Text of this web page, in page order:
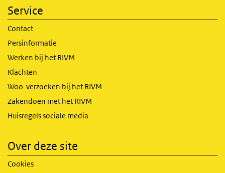
Service
Contact
Persinformatie
Werken bij het RIVM
Klachten
Woo-verzoeken bij het RIVM
Zakendoen met het RIVM
Huisregels sociale media
Over deze site
Cookies